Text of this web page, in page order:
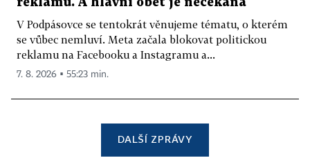
reklamu. A hlavní oběť je nečekaná
V Podpásovce se tentokrát věnujeme tématu, o kterém
se vůbec nemluví. Meta začala blokovat politickou
reklamu na Facebooku a Instagramu a...
7. 8. 2026 ▪ 55:23 min.
DALŠÍ ZPRÁVY